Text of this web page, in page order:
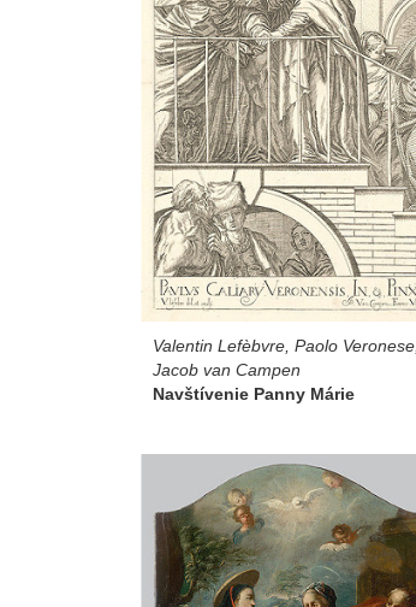
Valentin Lefèbvre, Paolo Veronese,
Jacob van Campen
Navštívenie Panny Márie